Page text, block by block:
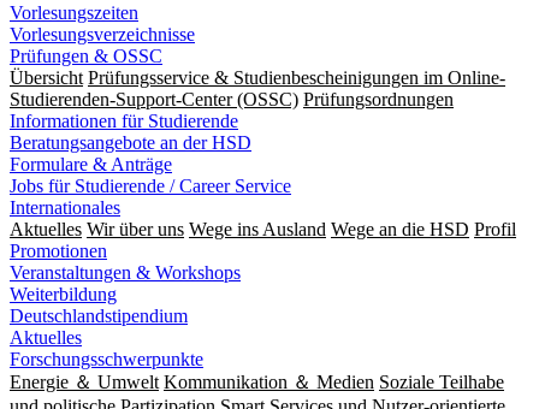
Vorlesungszeiten
Vorlesungsverzeichnisse
Prüfungen & OSSC
Übersicht Prüfungsservice & Studienbescheinigungen im Online-
Studierenden-Support-Center (OSSC) Prüfungsordnungen
Informationen für Studierende
Beratungsangebote an der HSD
Formulare & Anträge
Jobs für Studierende / Career Service
Internationales
Aktuelles Wir über uns Wege ins Ausland Wege an die HSD Profil
Promotionen
Veranstaltungen & Workshops
Weiterbildung
Deutschlandstipendium
Aktuelles
Forschungsschwerpunkte
Energie ＆ Umwelt Kommunikation ＆ Medien Soziale Teilhabe